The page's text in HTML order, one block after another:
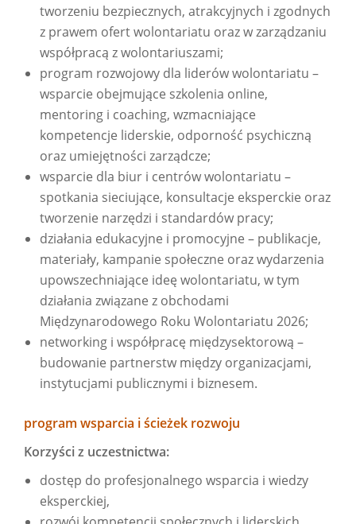
tworzeniu bezpiecznych, atrakcyjnych i zgodnych
z prawem ofert wolontariatu oraz w zarządzaniu
współpracą z wolontariuszami;
program rozwojowy dla liderów wolontariatu –
wsparcie obejmujące szkolenia online,
mentoring i coaching, wzmacniające
kompetencje liderskie, odporność psychiczną
oraz umiejętności zarządcze;
wsparcie dla biur i centrów wolontariatu –
spotkania sieciujące, konsultacje eksperckie oraz
tworzenie narzędzi i standardów pracy;
działania edukacyjne i promocyjne – publikacje,
materiały, kampanie społeczne oraz wydarzenia
upowszechniające ideę wolontariatu, w tym
działania związane z obchodami
Międzynarodowego Roku Wolontariatu 2026;
networking i współpracę międzysektorową –
budowanie partnerstw między organizacjami,
instytucjami publicznymi i biznesem.
program wsparcia i ścieżek rozwoju
Korzyści z uczestnictwa:
dostęp do profesjonalnego wsparcia i wiedzy
eksperckiej,